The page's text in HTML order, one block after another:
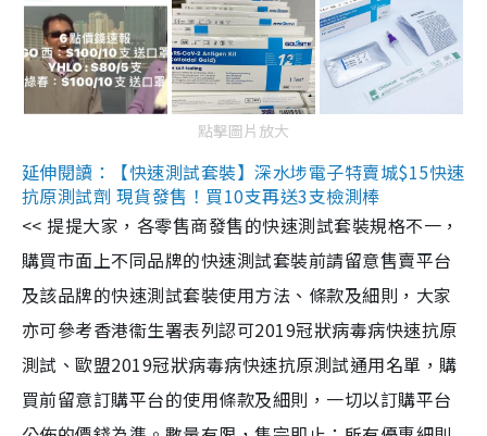
點擊圖片放大
延伸閱讀：【快速測試套裝】深水埗電子特賣城$15快速
抗原測試劑 現貨發售！買10支再送3支檢測棒
<< 提提大家，各零售商發售的快速測試套裝規格不一，
購買市面上不同品牌的快速測試套裝前請留意售賣平台
及該品牌的快速測試套裝使用方法、條款及細則，大家
亦可參考香港衞生署表列認可2019冠狀病毒病快速抗原
測試、歐盟2019冠狀病毒病快速抗原測試通用名單，購
買前留意訂購平台的使用條款及細則，一切以訂購平台